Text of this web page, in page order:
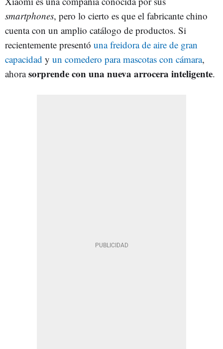
smartphones, pero lo cierto es que el fabricante chino
cuenta con un amplio catálogo de productos. Si
recientemente presentó una freidora de aire de gran
capacidad y un comedero para mascotas con cámara,
ahorasorprende con una nueva arrocera inteligente.